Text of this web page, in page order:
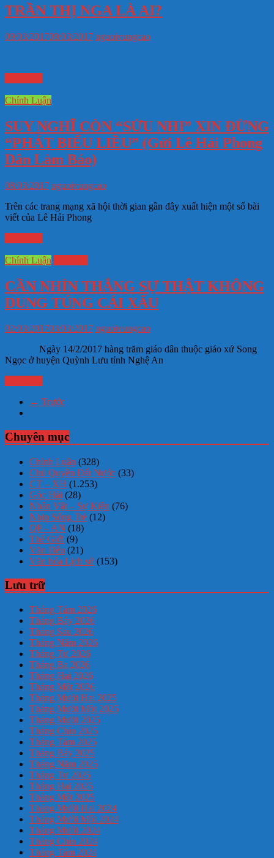
TRẦN THỊ NGA LÀ AI?
09/03/201709/03/2017 nguoivungcao
Chính Luận
SUY NGHĨ CÒN “SỬU NHI” XIN ĐỪNG
“PHÁT BIỂU LIỀU” (Gửi Lê Hải Phong
Dân Làm Báo)
08/03/2017 nguoivungcao
Trên các trang mạng xã hội thời gian gần đây xuất hiện một số bài
viết của Lê Hải Phong
Chính Luận
CẦN NHÌN THẲNG SỰ THẬT KHÔNG
DUNG TÚNG CÁI XẤU
02/03/201703/03/2017 nguoivungcao
Ngày 14/2/2017 hàng trăm giáo dân thuộc giáo xứ Song
Ngọc ở huyện Quỳnh Lưu tỉnh Nghệ An
← Trước
Chuyên mục
Chính Luận (328)
Chủ Quyền Đất Nước (33)
CT – XH (1.253)
Góc Hài (28)
Nhân Vật – Sự Kiện (76)
Nhịp Sống Trẻ (12)
QP – AN (18)
Thế Giới (9)
Văn Đểu (21)
Văn hóa Lịch sử (153)
Lưu trữ
Tháng Tám 2026
Tháng Bảy 2026
Tháng Sáu 2026
Tháng Năm 2026
Tháng Tư 2026
Tháng Ba 2026
Tháng Hai 2026
Tháng Một 2026
Tháng Mười Hai 2025
Tháng Mười Một 2025
Tháng Mười 2025
Tháng Chín 2025
Tháng Tám 2025
Tháng Bảy 2025
Tháng Năm 2025
Tháng Tư 2025
Tháng Hai 2025
Tháng Một 2025
Tháng Mười Hai 2024
Tháng Mười Một 2024
Tháng Mười 2024
Tháng Chín 2024
Tháng Tám 2024